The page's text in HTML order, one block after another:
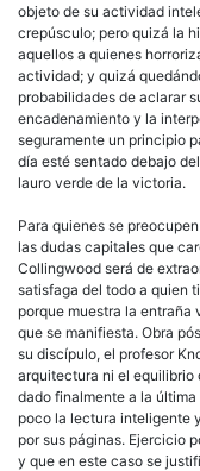
objeto de su actividad
crepúsculo; pero quizá la
aquellos a quienes
actividad; y quizá
probabilidades de aclarar
encadenamiento y la
seguramente un principio
día esté sentado debajo
lauro verde de la victoria.
Para quienes se
las dudas capitales que
Collingwood será de
satisfaga del todo a quien
porque muestra la entraña
que se manifiesta. Obra
su discípulo, el profesor
arquitectura ni el equilibrio
dado finalmente a la
poco la lectura inteligente
por sus páginas. Ejercicio
y que en este caso se